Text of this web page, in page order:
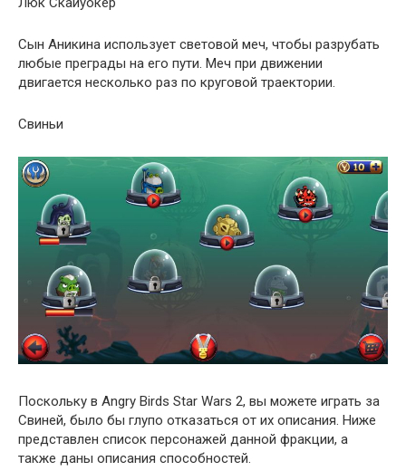
Сын Аникина использует световой меч, чтобы разрубать
любые преграды на его пути. Меч при движении
двигается несколько раз по круговой траектории.
Свиньи
Поскольку в Angry Birds Star Wars 2, вы можете играть за
Свиней, было бы глупо отказаться от их описания. Ниже
представлен список персонажей данной фракции, а
также даны описания способностей.